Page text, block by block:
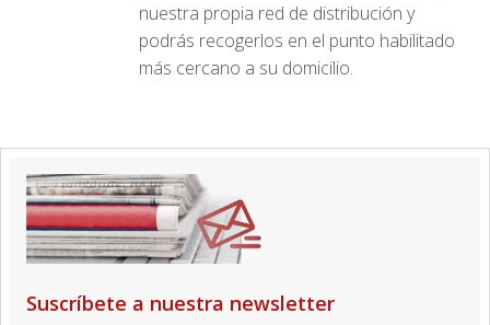
nuestra propia red de distribución y
podrás recogerlos en el punto habilitado
más cercano a su domicilio.
Suscríbete a nuestra newsletter